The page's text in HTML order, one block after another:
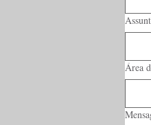
Área